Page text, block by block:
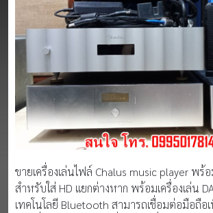
ขายเครื่องเล่นไฟล์ Chalus music player พร้
สำหรับใส่ HD แยกต่างหาก พร้อมเครื่องเล่น
เทคโนโลยี Bluetooth สามารถเชื่อมต่อมือถือ